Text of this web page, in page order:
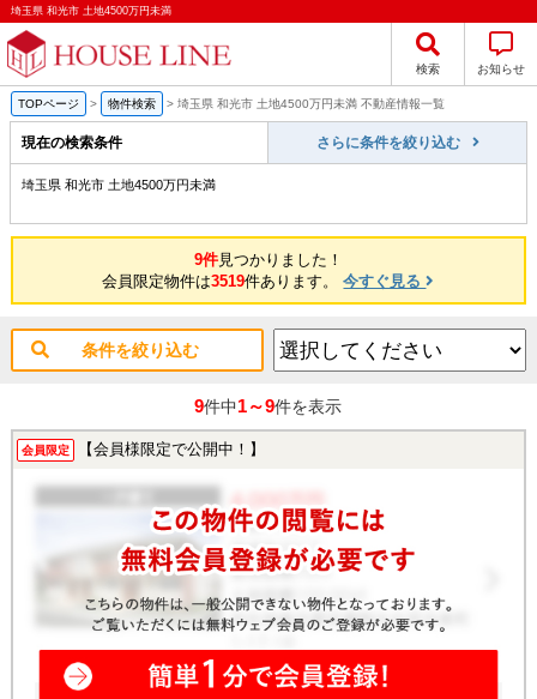
埼玉県 和光市 土地4500万円未満
検索 お知らせ
TOPページ > 物件検索 > 埼玉県 和光市 土地4500万円未満 不動産情報一覧
現在の検索条件 さらに条件を絞り込む
埼玉県 和光市 土地4500万円未満
9件見つかりました！
会員限定物件は3519件あります。今すぐ見る
条件を絞り込む
9件中1～9件を表示
会員限定 【会員様限定で公開中！】